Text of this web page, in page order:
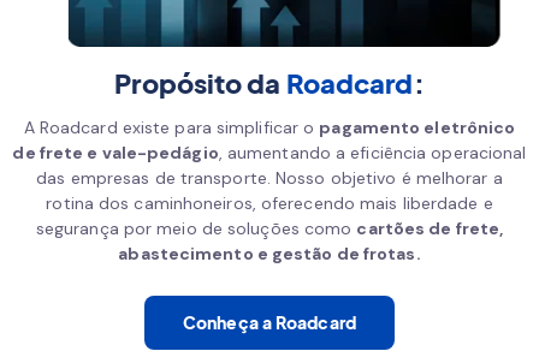
Propósito da Roadcard:
A Roadcard existe para simplificar o pagamento eletrônico
de frete e vale-pedágio, aumentando a eficiência operacional
das empresas de transporte. Nosso objetivo é melhorar a
rotina dos caminhoneiros, oferecendo mais liberdade e
segurança por meio de soluções como cartões de frete,
abastecimento e gestão de frotas.
Conheça a Roadcard